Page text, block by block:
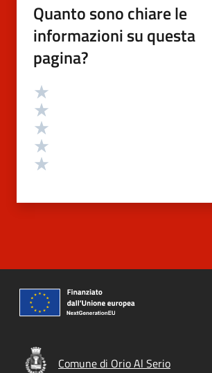
Quanto sono chiare le
informazioni su questa
pagina?
Valutazione
Comune di Orio Al Serio